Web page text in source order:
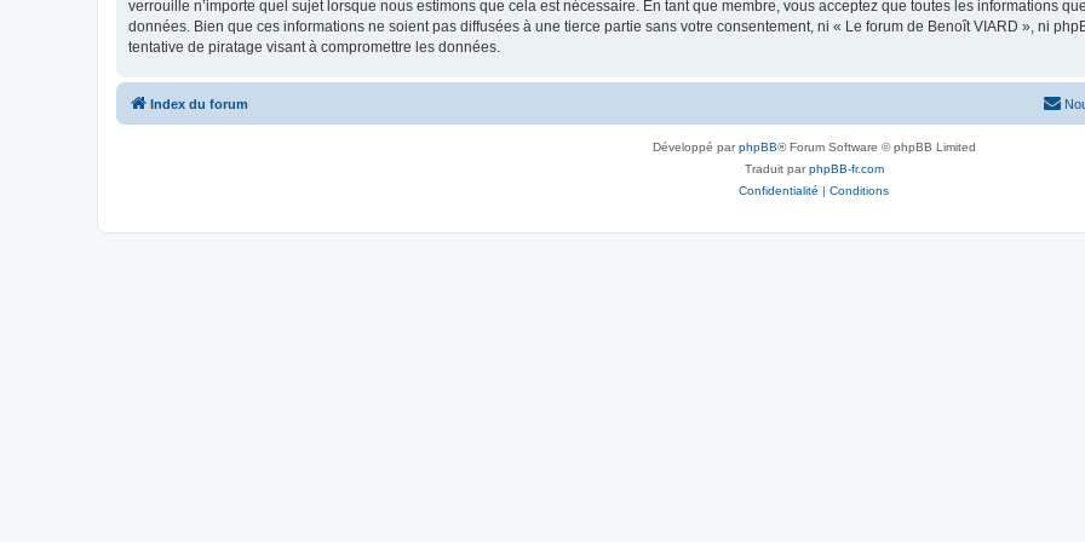
verrouille n’importe quel sujet lorsque nous estimons que cela est nécessaire. En tant que membre, vous acceptez que toutes les informations
données. Bien que ces informations ne soient pas diffusées à une tierce partie sans votre consentement, ni « Le forum de Benoît VIARD », ni
tentative de piratage visant à compromettre les données.
Index du forum
Développé parphpBB® Forum Software © phpBB Limited
Traduit parphpBB-fr.com
Confidentialité | Conditions